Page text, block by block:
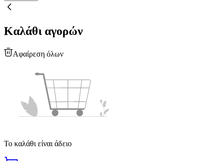
Καλάθι αγορών
Αφαίρεση όλων
Το καλάθι είναι άδειο